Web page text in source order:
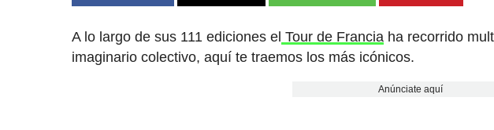
A lo largo de sus 111 ediciones el Tour de Francia ha recorrido
imaginario colectivo, aquí te traemos los más icónicos.
Anúnciate aquí